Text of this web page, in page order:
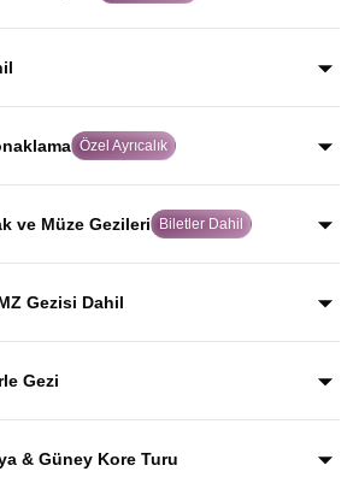
ünlü Shinkansen hızlı trenleriyle
hatlarında iki kez
bombasının atıldığı şehir olan
geziyle şehrin geçmişini ve
biçimde keşfedersiniz.
Özel Ayrıcalık
geçilen Kyoto’da iki gece
kültürünün kalbi olan bu tarihi şehri
imkanı sunulur.
ve Müze Gezileri Biletler Dahil
Kinkaku-ji, Todai-ji, Senso-ji ve
gibi önemli kültürel durakların
Gezisi Dahil
arasındaki DMZ sınır hattına
dahil olup, Kuzey Kore sınırını
Gezi
birebir uygulayan ve deneyimleyen
şehirleri sadece görmekle
& Güney Kore Turu